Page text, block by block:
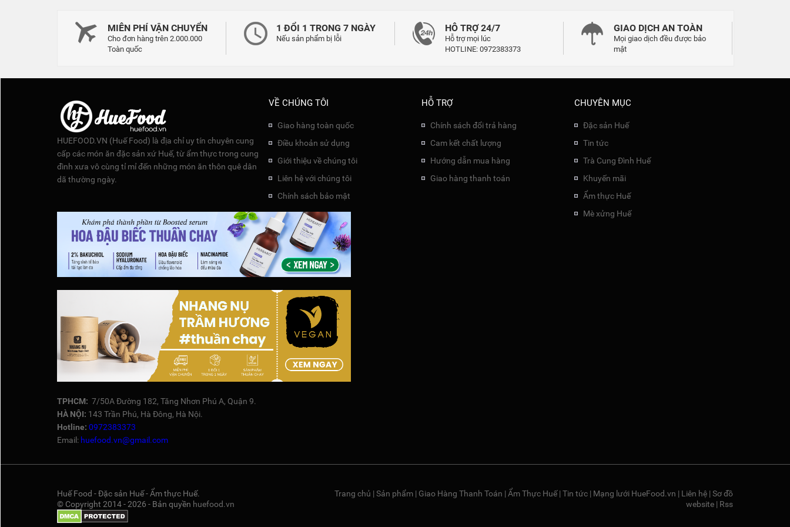
MIỄN PHÍ VẬN CHUYỂN
Cho đơn hàng trên 2.000.000
Toàn quốc
1 ĐỔI 1 TRONG 7 NGÀY
Nếu sản phẩm bị lỗi
HỖ TRỢ 24/7
Hỗ trợ mọi lúc
HOTLINE: 0972383373
GIAO DỊCH AN TOÀN
Mọi giao dịch đều được bảo
mật
HUEFOOD.VN (Huế Food) là địa chỉ uy tín chuyên cung
cấp các món ăn đặc sản xứ Huế, từ ẩm thực trong cung
đình xưa vô cùng tỉ mỉ đến những món ăn thôn quê dân
dã thường ngày.
TPHCM: 7/50A Đường 182, Tăng Nhơn Phú A, Quận 9.
HÀ NỘI: 143 Trần Phú, Hà Đông, Hà Nội.
Hotline: 0972383373
Email: huefood.vn@gmail.com
VỀ CHÚNG TÔI
Giao hàng toàn quốc
Điều khoản sử dụng
Giới thiệu về chúng tôi
Liên hệ với chúng tôi
Chính sách bảo mật
HỖ TRỢ
Chính sách đổi trả hàng
Cam kết chất lượng
Hướng dẫn mua hàng
Giao hàng thanh toán
CHUYÊN MỤC
Đặc sản Huế
Tin tức
Trà Cung Đình Huế
Khuyến mãi
Ẩm thực Huế
Mè xửng Huế
Huế Food - Đặc sản Huế - Ẩm thực Huế.
© Copyright 2014 - 2026 - Bản quyền huefood.vn
Trang chủ | Sản phẩm | Giao Hàng Thanh Toán | Ẩm Thực Huế| Tin tức | Mạng lưới HueFood.vn | Liên hệ | Sơ đồ
website | Rss